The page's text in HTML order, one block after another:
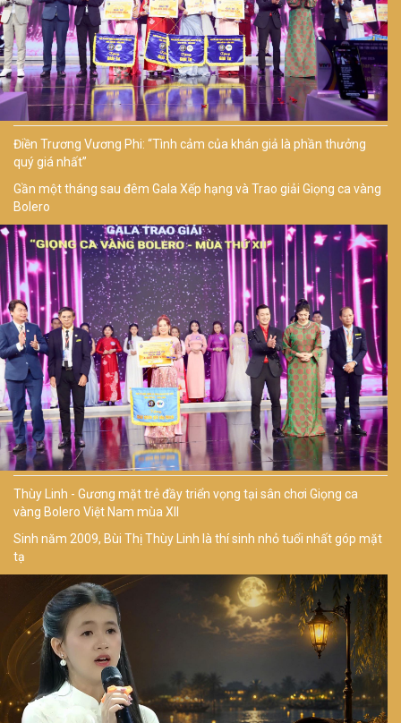
Điền Trương Vương Phi: “Tình cảm của khán giả là phần thưởng
quý giá nhất”
Gần một tháng sau đêm Gala Xếp hạng và Trao giải Giọng ca vàng
Bolero
Thùy Linh - Gương mặt trẻ đầy triển vọng tại sân chơi Giọng ca
vàng Bolero Việt Nam mùa XII
Sinh năm 2009, Bùi Thị Thùy Linh là thí sinh nhỏ tuổi nhất góp mặt
tạ